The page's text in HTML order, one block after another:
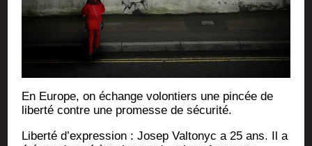
En Europe, on échange volon­tiers une pin­cée de
liber­té contre une pro­messe de sécurité.
Liber­té d’expression : Josep Val­to­nyc a 25 ans. Il a